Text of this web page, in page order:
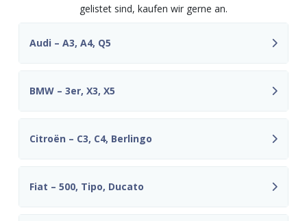
gelistet sind, kaufen wir gerne an.
Audi – A3, A4, Q5
BMW – 3er, X3, X5
Citroën – C3, C4, Berlingo
Fiat – 500, Tipo, Ducato